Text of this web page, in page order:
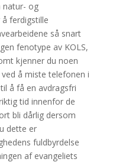
natur- og
ferdigstille
så snart
fenotype av KOLS,
kjenner du noen
å miste telefonen i
å få en avdragsfri
tid innenfor de
bli dårlig dersom
dette er
fuldbyrdelse
af evangeliets